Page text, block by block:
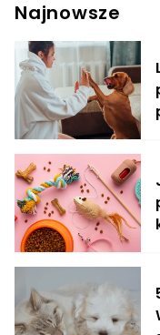
drzewa i
Najnowsze